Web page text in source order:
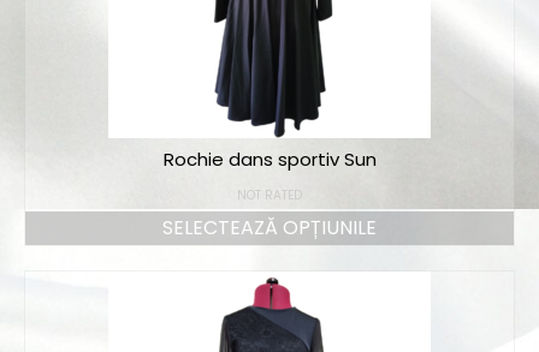
Tabel cu mărimi
Tabeluri de culori
Culori – Antrenament
Contact
Rochie dans sportiv Sun
NOT RATED
SELECTEAZĂ OPȚIUNILE